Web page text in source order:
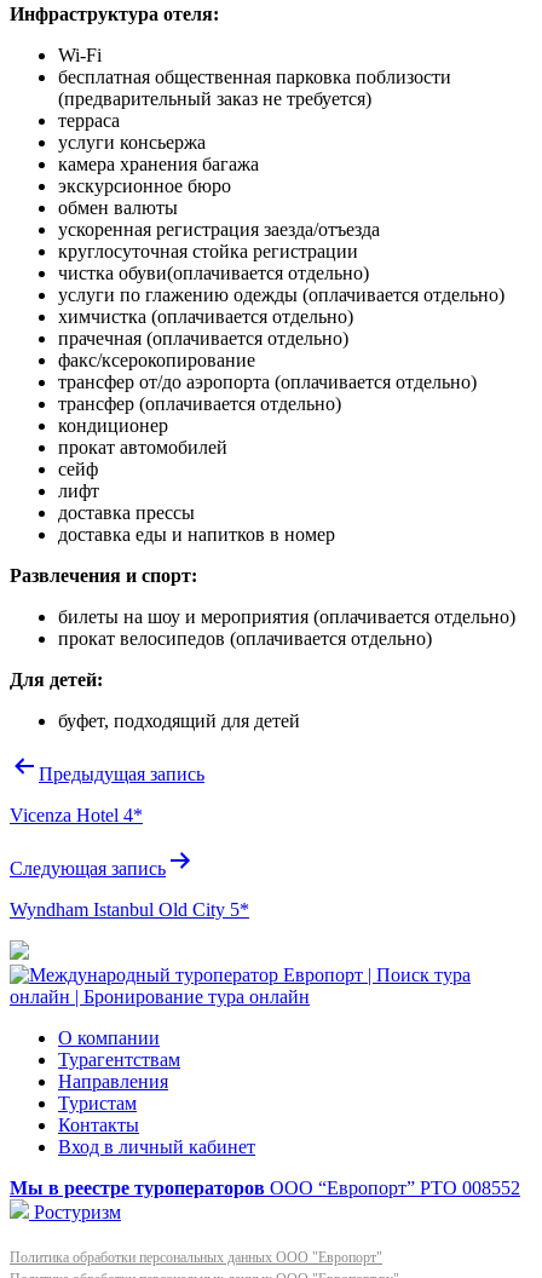
Инфраструктура отеля:
Wi-Fi
бесплатная общественная парковка поблизости
(предварительный заказ не требуется)
терраса
услуги консьержа
камера хранения багажа
экскурсионное бюро
обмен валюты
ускоренная регистрация заезда/отъезда
круглосуточная стойка регистрации
чистка обуви(оплачивается отдельно)
услуги по глажению одежды (оплачивается отдельно)
химчистка (оплачивается отдельно)
прачечная (оплачивается отдельно)
факс/ксерокопирование
трансфер от/до аэропорта (оплачивается отдельно)
трансфер (оплачивается отдельно)
кондиционер
прокат автомобилей
сейф
лифт
доставка прессы
доставка еды и напитков в номер
Развлечения и спорт:
билеты на шоу и мероприятия (оплачивается отдельно)
прокат велосипедов (оплачивается отдельно)
Для детей:
буфет, подходящий для детей
Навигация
записям
Предыдущая запись
Vicenza Hotel 4*
Следующая запись
Wyndham Istanbul Old City 5*
О компании
Турагентствам
Направления
Туристам
Контакты
Вход в личный кабинет
Мы в реестре туроператоров ООО “Европорт” РТО 008552
Ростуризм
Политика обработки персональных данных ООО "Европорт"